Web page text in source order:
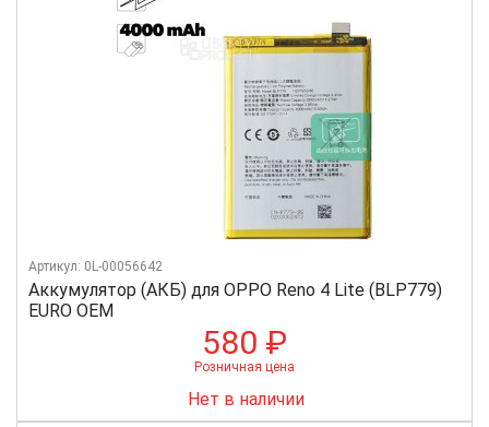
Аккумулятор (АКБ) для OPPO Reno 4 Lite (BLP779)
EURO OEM
Артикул: 0L-00056642
580 ₽
Розничная цена
Нет в наличии